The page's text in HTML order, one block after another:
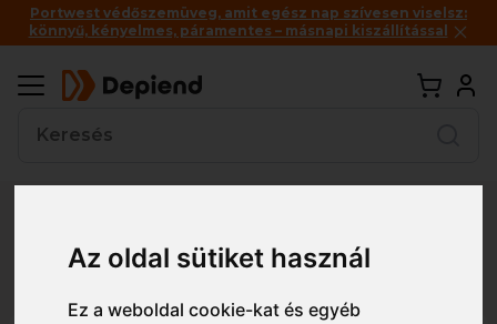
Az oldal sütiket használ
Ez a weboldal cookie-kat és egyéb
Portwest védőszemüveg, amit egész nap szívesen viselsz:
könnyű, kényelmes, páramentes – másnapi kiszállítással
Részletes nézet Egyszerű nézet